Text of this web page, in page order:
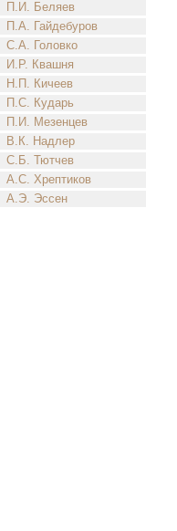
П.И. Беляев
П.А. Гайдебуров
С.А. Головко
И.Р. Квашня
Н.П. Кичеев
П.С. Кударь
П.И. Мезенцев
В.К. Надлер
С.Б. Тютчев
А.С. Хрептиков
А.Э. Эссен